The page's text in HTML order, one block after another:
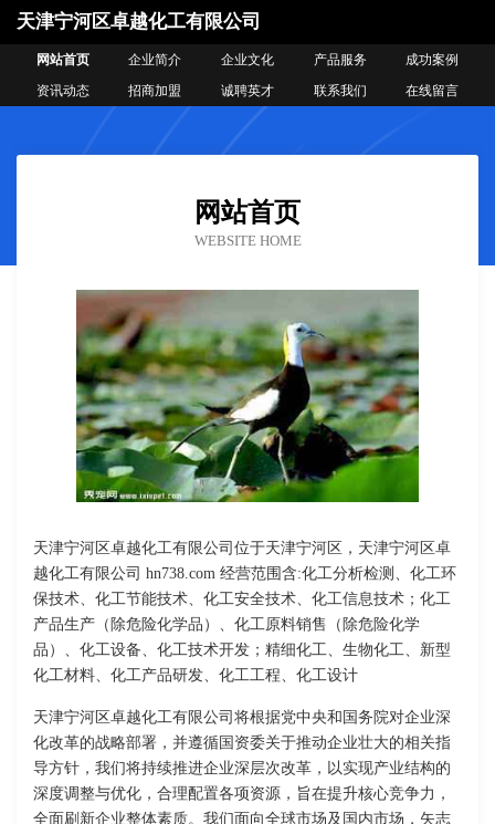
天津宁河区卓越化工有限公司
网站首页 企业简介 企业文化 产品服务
成功案例
资讯动态
招商加盟 诚聘英才 联系我们 在线留言
网站首页
WEBSITE HOME
天津宁河区卓越化工有限公司位于天津宁河区，天津宁河区卓
越化工有限公司 hn738.com 经营范围含:化工分析检测、化工环
保技术、化工节能技术、化工安全技术、化工信息技术；化工
产品生产（除危险化学品）、化工原料销售（除危险化学
品）、化工设备、化工技术开发；精细化工、生物化工、新型
化工材料、化工产品研发、化工工程、化工设计
天津宁河区卓越化工有限公司将根据党中央和国务院对企业深
化改革的战略部署，并遵循国资委关于推动企业壮大的相关指
导方针，我们将持续推进企业深层次改革，以实现产业结构的
深度调整与优化，合理配置各项资源，旨在提升核心竞争力，
全面刷新企业整体素质。我们面向全球市场及国内市场，矢志